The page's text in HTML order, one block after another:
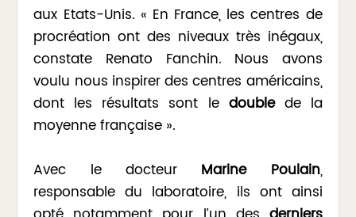
aux Etats-Unis. « En France, les centres de
procréation ont des niveaux très inégaux,
constate Renato Fanchin. Nous avons
voulu nous inspirer des centres américains,
dont les résultats sont le doublede la
moyenne française ».
Avec le docteur Marine Poulain,
responsable du laboratoire, ils ont ainsi